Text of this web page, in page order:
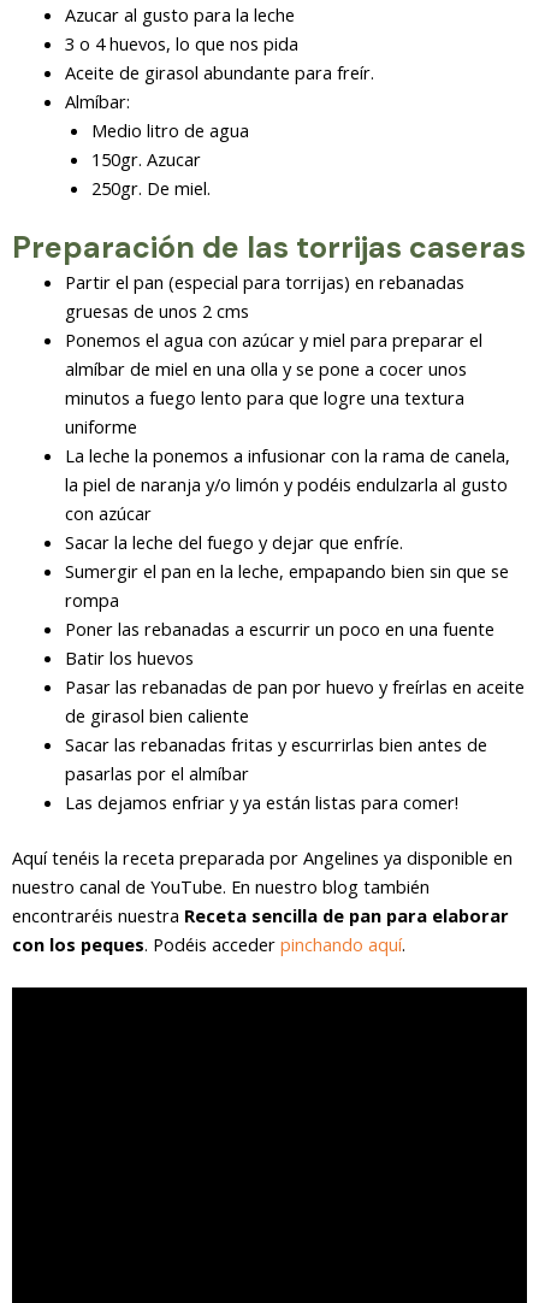
Azucar al gusto para la leche
3 o 4 huevos, lo que nos pida
Aceite de girasol abundante para freír.
Almíbar:
Medio litro de agua
150gr. Azucar
250gr. De miel.
Preparación de las torrijas caseras
Partir el pan (especial para torrijas) en rebanadas
gruesas de unos 2 cms
Ponemos el agua con azúcar y miel para preparar el
almíbar de miel en una olla y se pone a cocer unos
minutos a fuego lento para que logre una textura
uniforme
La leche la ponemos a infusionar con la rama de canela,
la piel de naranja y/o limón y podéis endulzarla al gusto
con azúcar
Sacar la leche del fuego y dejar que enfríe.
Sumergir el pan en la leche, empapando bien sin que se
rompa
Poner las rebanadas a escurrir un poco en una fuente
Batir los huevos
Pasar las rebanadas de pan por huevo y freírlas en aceite
de girasol bien caliente
Sacar las rebanadas fritas y escurrirlas bien antes de
pasarlas por el almíbar
Las dejamos enfriar y ya están listas para comer!
Aquí tenéis la receta preparada por Angelines ya disponible en
nuestro canal de YouTube. En nuestro blog también
encontraréis nuestra Receta sencilla de pan para elaborar
con los peques. Podéis acceder pinchando aquí.